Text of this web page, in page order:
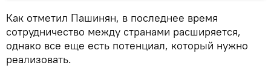
Как отметил Пашинян, в последнее время
сотрудничество между странами расширяется,
однако все еще есть потенциал, который нужно
реализовать.